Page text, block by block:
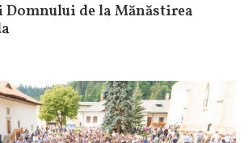
de la Mănăstirea